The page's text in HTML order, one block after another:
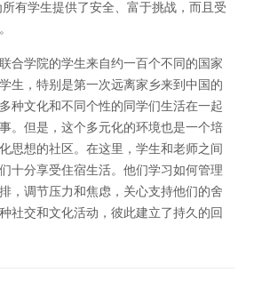
有学生提供了安全、富于挑战，而且受
合学院的学生来自约一百个不同的国家
生，特别是第一次远离家乡来到中国的
种文化和不同个性的同学们生活在一起
。但是，这个多元化的环境也是一个培
思想的社区。在这里，学生和老师之间
十分享受住宿生活。他们学习如何管理
，调节压力和焦虑，关心支持他们的舍
社交和文化活动，彼此建立了持久的回